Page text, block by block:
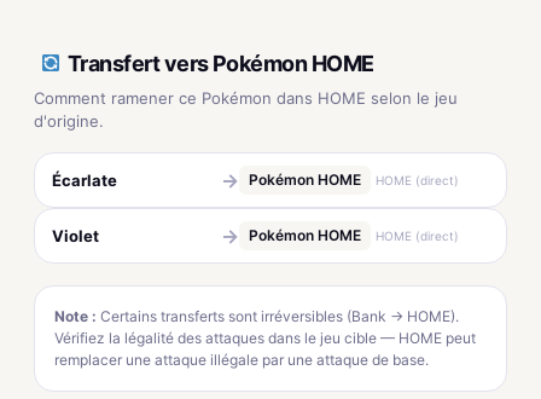
Transfert vers Pokémon HOME
Comment ramener ce Pokémon dans HOME selon le jeu
d'origine.
Écarlate → Pokémon HOME HOME (direct)
Violet → Pokémon HOME HOME (direct)
Note : Certains transferts sont irréversibles (Bank → HOME).
Vérifiez la légalité des attaques dans le jeu cible — HOME peut
remplacer une attaque illégale par une attaque de base.